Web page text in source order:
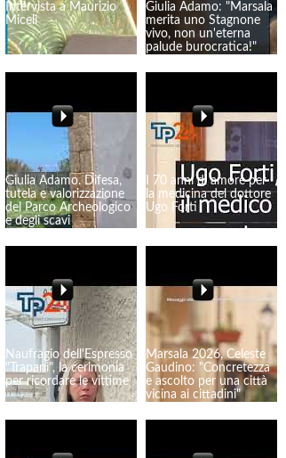
Intervista a Maurizio
Miceli
Giulia Adamo: "Marsala
merita uno Stagnone
vivo, non un'eterna
palude burocratica!"
Giulia Adamo. Difesa,
tutela e valorizzazione
del Parco Archeologico
e degli scavi
I 70 anni di amore per
la medicina del dottore
Ugo Forti
Naufragio dell'Espresso
"Trapani", la cerimonia
per ricordare le vittime
Marsala 2026, Celeste
Gaudino: "Concretezza
e ascolto per una città
vicina ai cittadini"